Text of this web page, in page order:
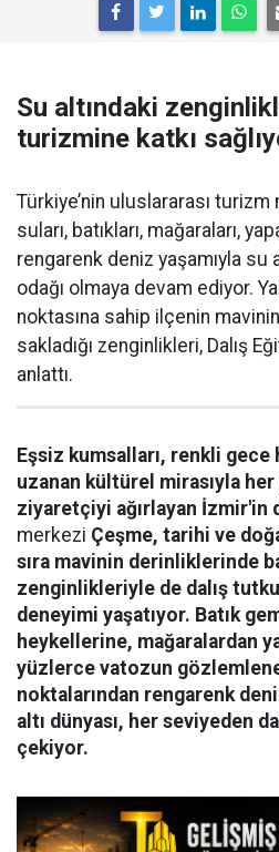
Su altındaki
turizmine katkı
Türkiye’nin uluslararası
suları, batıkları, mağaraları,
rengarenk deniz yaşamıyla su
odağı olmaya devam ediyor.
noktasına sahip ilçenin
sakladığı zenginlikleri, Dalış
anlattı.
Eşsiz kumsalları, renkli gece
uzanan kültürel mirasıyla
ziyaretçiyi ağırlayan İzmir'in
merkezi Çeşme, tarihi ve
sıra mavinin derinliklerinde
zenginlikleriyle de dalış
deneyimi yaşatıyor. Batık
heykellerine, mağaralardan
yüzlerce vatozun
noktalarından rengarenk
altı dünyası, her seviyeden
çekiyor.